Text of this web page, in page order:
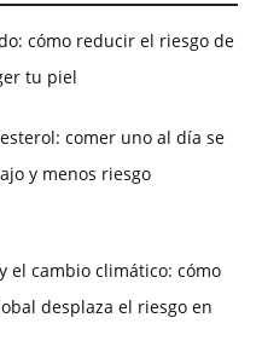
cómo reducir el riesgo de
tu piel
comer uno al día se
y menos riesgo
el cambio climático: cómo
desplaza el riesgo en